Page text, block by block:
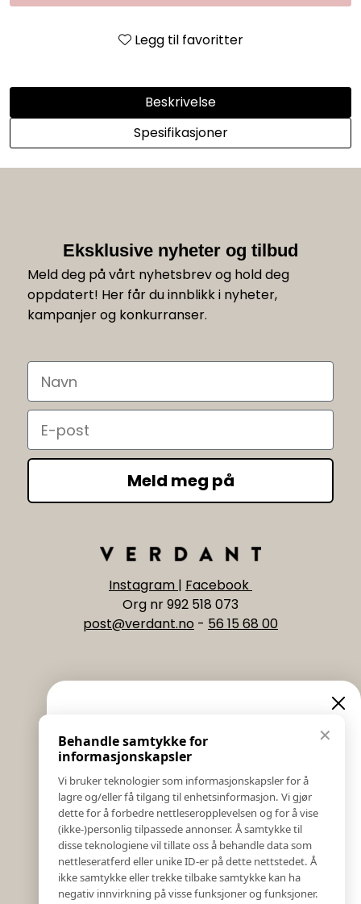
Legg til favoritter
Beskrivelse
Spesifikasjoner
Eksklusive nyheter og tilbud
Meld deg på vårt nyhetsbrev og hold deg
oppdatert! Her får du innblikk i nyheter,
kampanjer og konkurranser.
Navn
Email
Meld meg på
Instagram | Facebook
Org nr 992 518 073
post@verdant.no - 56 15 68 00
Informasjon
Salgs & Leveringsbetingelser
Registrer reklamasjon eller retur
Kontakt Oss
Bildebank
Følg Oss
Prislister
Etiske Retningslinjer
Åpenhetsloven
✕
Behandle samtykke for
informasjonskapsler
Vi bruker teknologier som informasjonskapsler for å
lagre og/eller få tilgang til enhetsinformasjon. Vi gjør
dette for å forbedre nettleseropplevelsen og for å vise
(ikke-)personlig tilpassede annonser. Å samtykke til
disse teknologiene vil tillate oss å behandle data som
nettleseratferd eller unike ID-er på dette nettstedet. Å
ikke samtykke eller trekke tilbake samtykke kan ha
negativ innvirkning på visse funksjoner og funksjoner.
Eksklusive nyheter og
tilbud
Meld deg på vårt nyhetsbrev og hold deg oppdatert!
Her får du innblikk i nyheter, kampanjer og
konkurranser.
E-post